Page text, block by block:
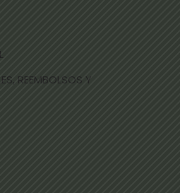
REEMBOLSOS Y